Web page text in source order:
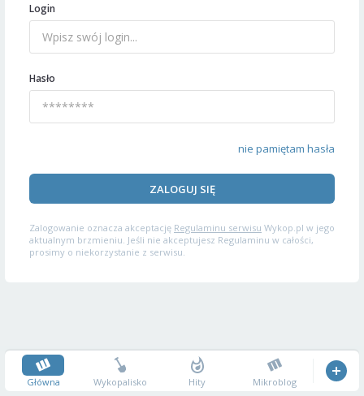
Login
Hasło
nie pamiętam hasła
ZALOGUJ SIĘ
Zalogowanie oznacza akceptację Regulaminu serwisu Wykop.pl w jego
aktualnym brzmieniu. Jeśli nie akceptujesz Regulaminu w całości,
prosimy o niekorzystanie z serwisu.
Główna Wykopalisko Hity Mikroblog